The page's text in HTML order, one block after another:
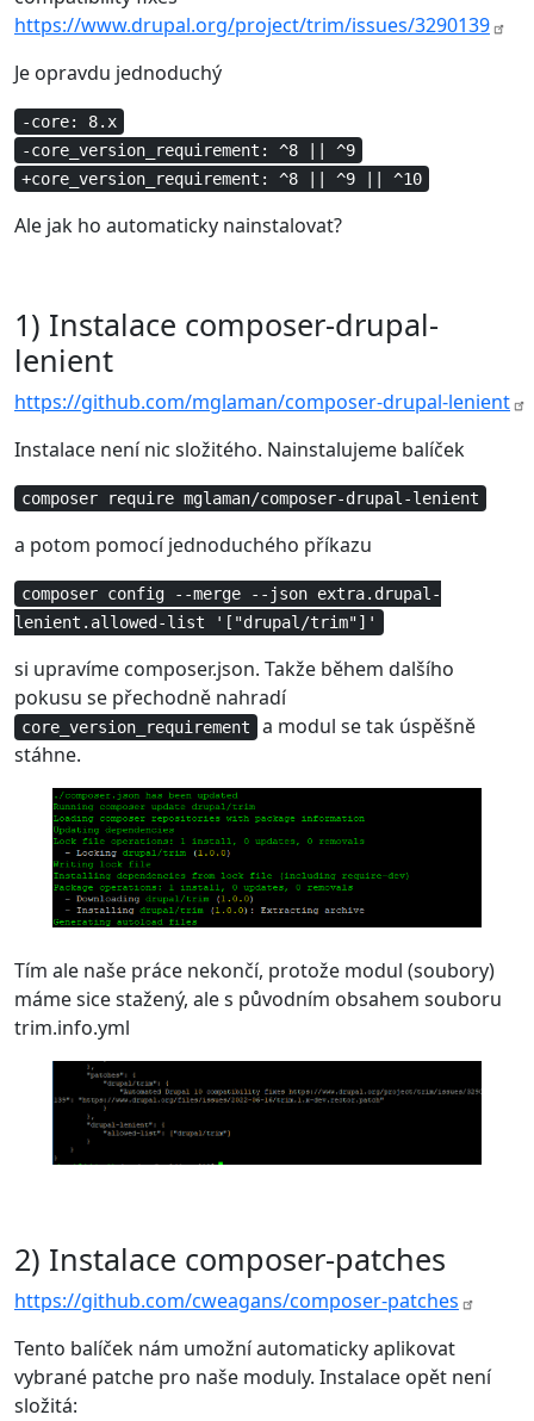
https://www.drupal.org/project/trim/issues/3290139
Je opravdu jednoduchý
-core: 8.x
-core_version_requirement: ^8 || ^9
+core_version_requirement: ^8 || ^9 || ^10
Ale jak ho automaticky nainstalovat?
1) Instalace composer-drupal-
lenient
https://github.com/mglaman/composer-drupal-lenient
Instalace není nic složitého. Nainstalujeme balíček
composer require mglaman/composer-drupal-lenient
a potom pomocí jednoduchého příkazu
composer config --merge --json extra.drupal-
lenient.allowed-list '["drupal/trim"]'
si upravíme composer.json. Takže během dalšího
pokusu se přechodně nahradí
core_version_requirement
a modul se tak úspěšně
stáhne.
Tím ale naše práce nekončí, protože modul (soubory)
máme sice stažený, ale s původním obsahem souboru
trim.info.yml
2) Instalace composer-patches
https://github.com/cweagans/composer-patches
Tento balíček nám umožní automaticky aplikovat
vybrané patche pro naše moduly. Instalace opět není
složitá: